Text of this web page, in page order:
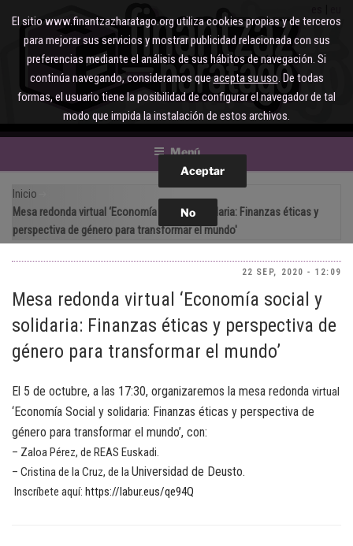
contenido
Menú
Inicio
Mesa redonda virtual ‘Economía social y solidaria: Finanzas éticas y
perspectiva de género para transformar el mundo'
22 SEP, 2020 - 12:09
Mesa redonda virtual ‘Economía social y
solidaria: Finanzas éticas y perspectiva de
género para transformar el mundo’
El 5 de octubre, a las 17:30, organizaremos la mesa redonda virtual
‘Economía Social y solidaria: Finanzas éticas y perspectiva de
género para transformar el mundo’, con:
– Zaloa Pérez, de REAS Euskadi.
– Cristina de la Cruz, de laUniversidad de Deusto.
Inscríbete aquí: https://labur.eus/qe94Q
El sitio www.finantzazharatago.org utiliza cookies propias y de terceros
para mejorar sus servicios y mostrar publicidad relacionada con sus
preferencias mediante el análisis de sus hábitos de navegación. Si
continúa navegando, consideramos queacepta su uso. De todas
formas, el usuario tiene la posibilidad de configurar el navegador de tal
modo que impida la instalación de estos archivos.